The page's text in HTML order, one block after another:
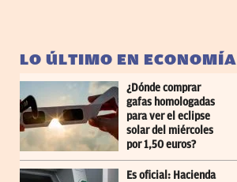
LO ÚLTIMO EN ECONOMÍA
¿Dónde comprar
gafas homologadas
para ver el eclipse
solar del miércoles
por 1,50 euros?
Es oficial: Hacienda